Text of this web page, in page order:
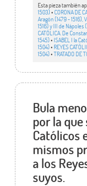
Esta pieza también
1503)•CORONA DE
Aragón (1479 - 1516),
1516) y III de Nápoles
CATÓLICA. De
1545)• ISABEL I la
1504)• REYES
1504)•TRATADO DE
Bula
por la que
Católicos
mismos
a los
suyos.